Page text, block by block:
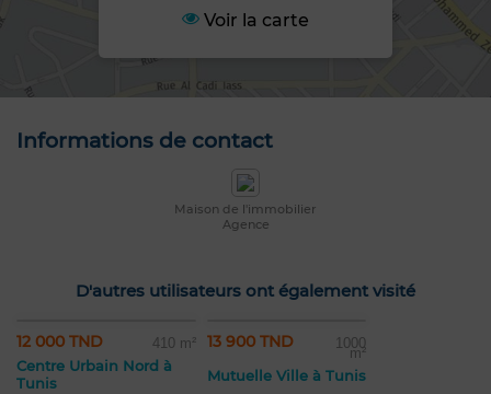
Voir la carte
Informations de contact
Maison de l'immobilier
Agence
D'autres utilisateurs ont également visité
12 000 TND 410 m²
Centre Urbain Nord à
Tunis
13 900 TND 1000
m²
Mutuelle Ville à Tunis